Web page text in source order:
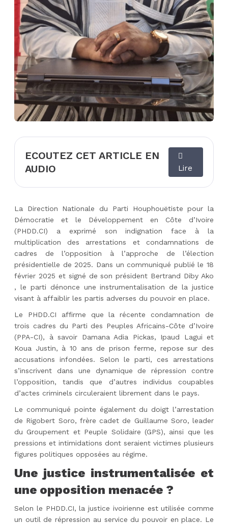
ECOUTEZ CET ARTICLE EN
AUDIO
Lire
La Direction Nationale du Parti Houphouëtiste pour la
Démocratie et le Développement en Côte d’Ivoire
(PHDD.CI) a exprimé son indignation face à la
multiplication des arrestations et condamnations de
cadres de l’opposition à l’approche de l’élection
présidentielle de 2025. Dans un communiqué publié le 18
février 2025 et signé de son président Bertrand Diby Ako
, le parti dénonce une instrumentalisation de la justice
visant à affaiblir les partis adverses du pouvoir en place.
Le PHDD.CI affirme que la récente condamnation de
trois cadres du Parti des Peuples Africains-Côte d’Ivoire
(PPA-CI), à savoir Damana Adia Pickas, Ipaud Lagui et
Koua Justin, à 10 ans de prison ferme, repose sur des
accusations infondées. Selon le parti, ces arrestations
s’inscrivent dans une dynamique de répression contre
l’opposition, tandis que d’autres individus coupables
d’actes criminels circuleraient librement dans le pays.
Le communiqué pointe également du doigt l’arrestation
de Rigobert Soro, frère cadet de Guillaume Soro, leader
du Groupement et Peuple Solidaire (GPS), ainsi que les
pressions et intimidations dont seraient victimes plusieurs
figures politiques opposées au régime.
Une justice instrumentalisée et
une opposition menacée ?
Selon le PHDD.CI, la justice ivoirienne est utilisée comme
un outil de répression au service du pouvoir en place. Le